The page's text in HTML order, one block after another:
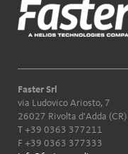
Faster Srl
via Ludovico Ariosto, 7
26027 Rivolta d'Adda
T +39 0363 377211
F +39 0363 377333